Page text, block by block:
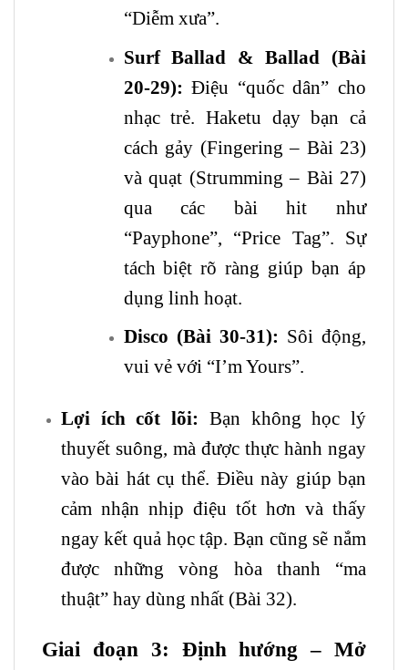
“Diễm xưa”.
Surf Ballad & Ballad (Bài
20-29): Điệu “quốc dân” cho
nhạc trẻ. Haketu dạy bạn cả
cách gảy (Fingering – Bài 23)
và quạt (Strumming – Bài 27)
qua các bài hit như
“Payphone”, “Price Tag”. Sự
tách biệt rõ ràng giúp bạn áp
dụng linh hoạt.
Disco (Bài 30-31): Sôi động,
vui vẻ với “I’m Yours”.
Lợi ích cốt lõi: Bạn không học lý
thuyết suông, mà được thực hành ngay
vào bài hát cụ thể. Điều này giúp bạn
cảm nhận nhịp điệu tốt hơn và thấy
ngay kết quả học tập. Bạn cũng sẽ nắm
được những vòng hòa thanh “ma
thuật” hay dùng nhất (Bài 32).
Giai đoạn 3: Định hướng – Mở